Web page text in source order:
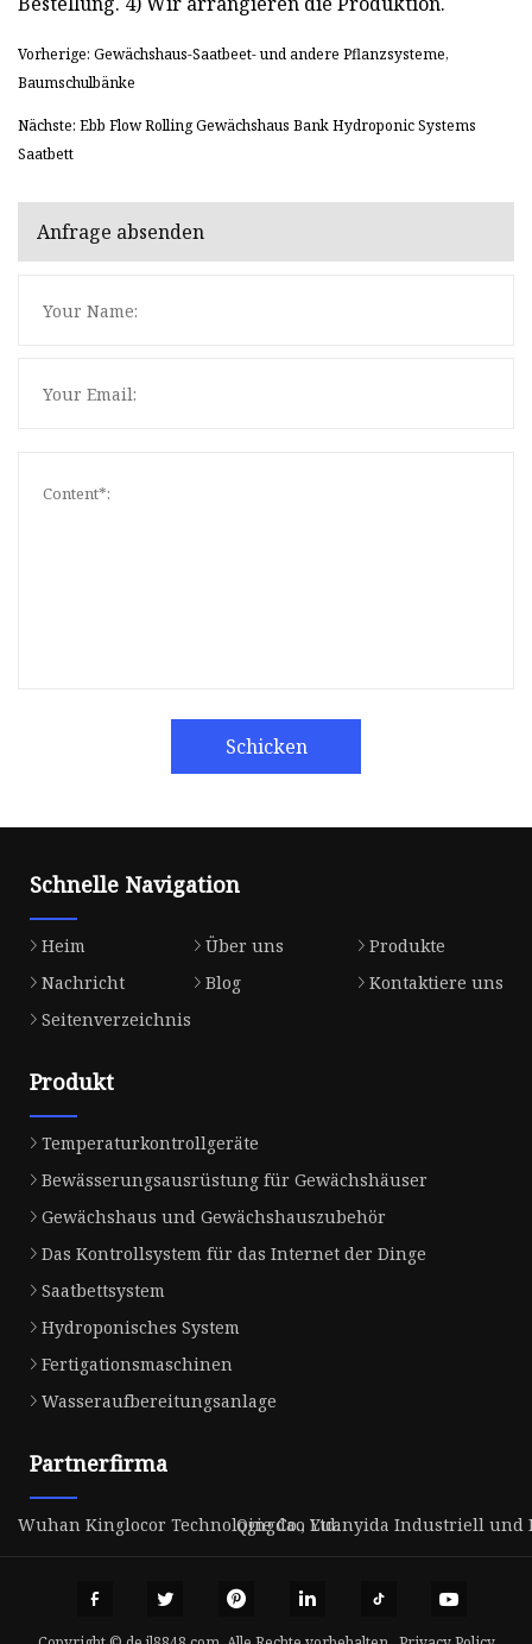
Vorherige: Gewächshaus-Saatbeet- und andere Pflanzsysteme,
Baumschulbänke
Nächste: Ebb Flow Rolling Gewächshaus Bank Hydroponic Systems
Saatbett
Anfrage absenden
Schicken
Schnelle Navigation
Heim Über uns
Produkte
Nachricht
Blog
Kontaktiere uns
Seitenverzeichnis
Produkt
Temperaturkontrollgeräte
Bewässerungsausrüstung für Gewächshäuser
Gewächshaus und Gewächshauszubehör
Das Kontrollsystem für das Internet der Dinge
Saatbettsystem
Hydroponisches System
Fertigationsmaschinen
Wasseraufbereitungsanlage
Partnerfirma
Wuhan Kinglocor Technologie Co., Ltd.Qingdao Yuanyida Industriell und